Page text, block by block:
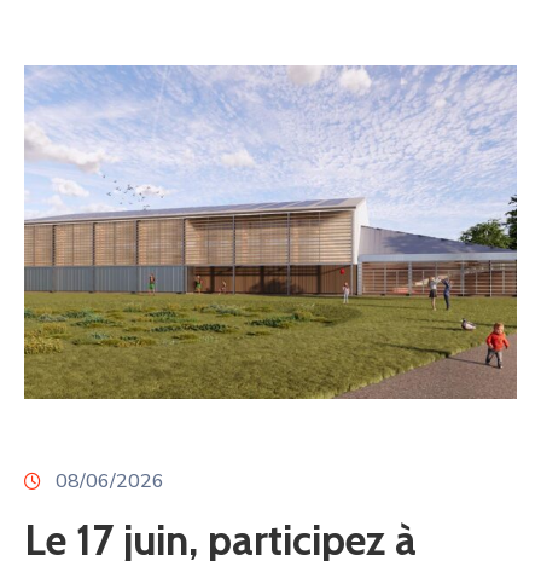
08/06/2026
Le 17 juin, participez à